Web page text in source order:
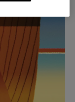
ン
究極の
しょう